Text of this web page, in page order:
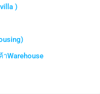
)
าWarehouse